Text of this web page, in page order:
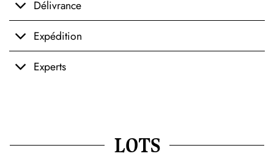
Délivrance
Expédition
Experts
LOTS